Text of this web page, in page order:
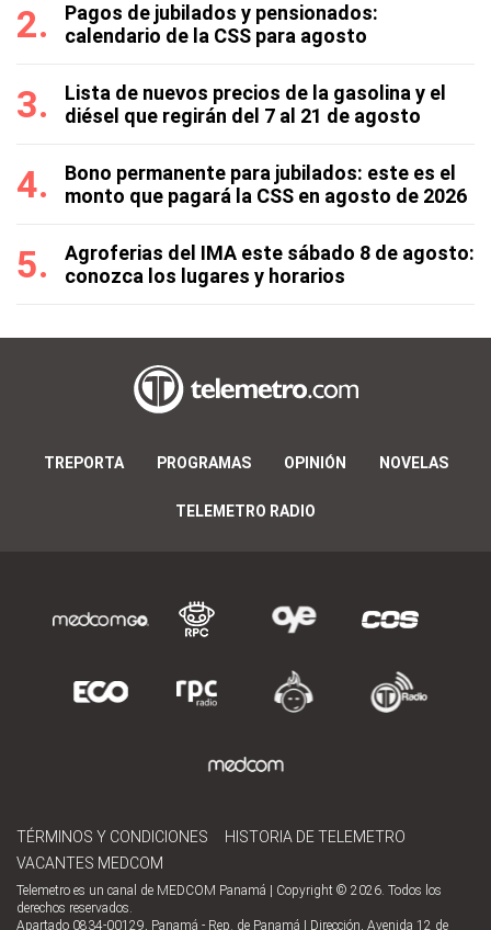
Pagos de jubilados y pensionados:
calendario de la CSS para agosto
Lista de nuevos precios de la gasolina y el
diésel que regirán del 7 al 21 de agosto
Bono permanente para jubilados: este es el
monto que pagará la CSS en agosto de 2026
Agroferias del IMA este sábado 8 de agosto:
conozca los lugares y horarios
TREPORTA PROGRAMAS OPINIÓN NOVELAS
TELEMETRO RADIO
TÉRMINOS Y CONDICIONES
HISTORIA DE TELEMETRO
VACANTES MEDCOM
Telemetro es un canal de MEDCOM Panamá | Copyright © 2026. Todos los
derechos reservados.
Apartado 0834-00129, Panamá - Rep. de Panamá | Dirección, Avenida 12 de